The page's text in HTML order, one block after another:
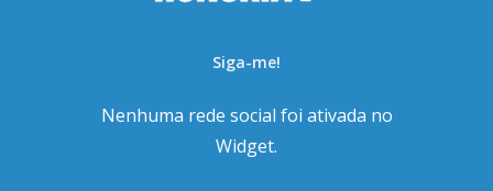
Siga-me!
Nenhuma rede social foi ativada no
Widget.